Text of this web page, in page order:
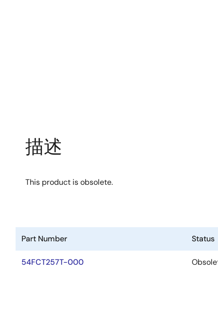
描述
This product is obsolete.
Part Number Status
54FCT257T-000